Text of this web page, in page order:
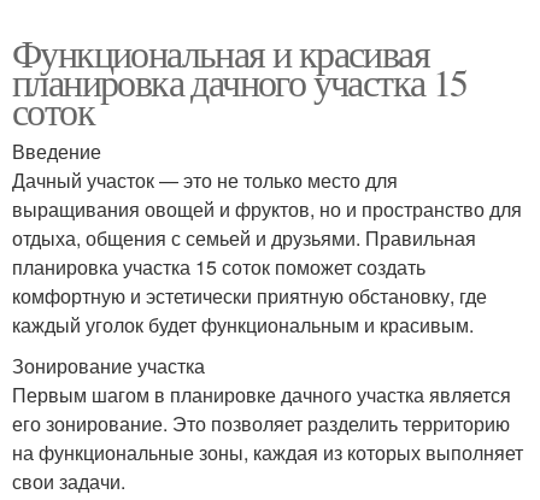
Функциональная и красивая
планировка дачного участка 15
соток
Введение
Дачный участок — это не только место для
выращивания овощей и фруктов, но и пространство для
отдыха, общения с семьей и друзьями. Правильная
планировка участка 15 соток поможет создать
комфортную и эстетически приятную обстановку, где
каждый уголок будет функциональным и красивым.
Зонирование участка
Первым шагом в планировке дачного участка является
его зонирование. Это позволяет разделить территорию
на функциональные зоны, каждая из которых выполняет
свои задачи.